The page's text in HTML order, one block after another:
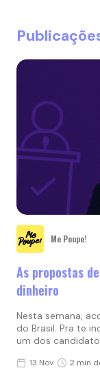
Me Poupe!
As propostas
dinheiro
Nesta semana,
do Brasil. Pra te
um dos
13 Nov 2 min